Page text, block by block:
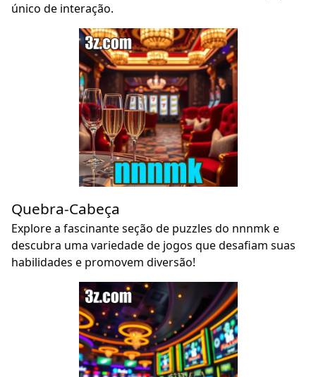
único de interação.
Quebra-Cabeça
Explore a fascinante seção de puzzles do nnnmk e
descubra uma variedade de jogos que desafiam suas
habilidades e promovem diversão!